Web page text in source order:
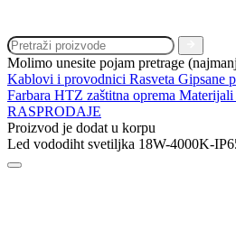
Molimo unesite pojam pretrage
Kablovi i provodnici Rasveta Gipsane
Farbara HTZ zaštitna oprema Materijali
RASPRODAJE
Proizvod je dodat u korpu
Led vododiht svetiljka 18W-4000K-